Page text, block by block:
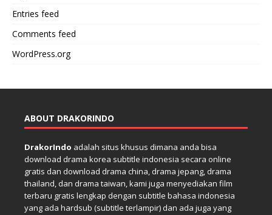
Entries feed
Comments feed
WordPress.org
ABOUT DRAKORINDO
DrakorIndo adalah situs khusus dimana anda bisa
download drama korea subtitle indonesia secara online
gratis dan download drama china, drama jepang, drama
thailand, dan drama taiwan, kami juga menyediakan film
terbaru gratis lengkap dengan subtitle bahasa indonesia
yang ada hardsub (subtitle terlampir) dan ada juga yang